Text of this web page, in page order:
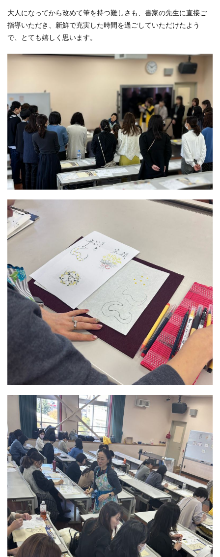
大人になってから改めて筆を持つ難しさも、書家の先生に直接ご
指導いただき、新鮮で充実した時間を過ごしていただけたよう
で、とても嬉しく思います。